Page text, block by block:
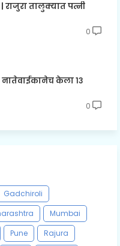
तालुक्यात पत्नी
0
केला १३
0
Gadchiroli
Mumbai
Pune
Rajura